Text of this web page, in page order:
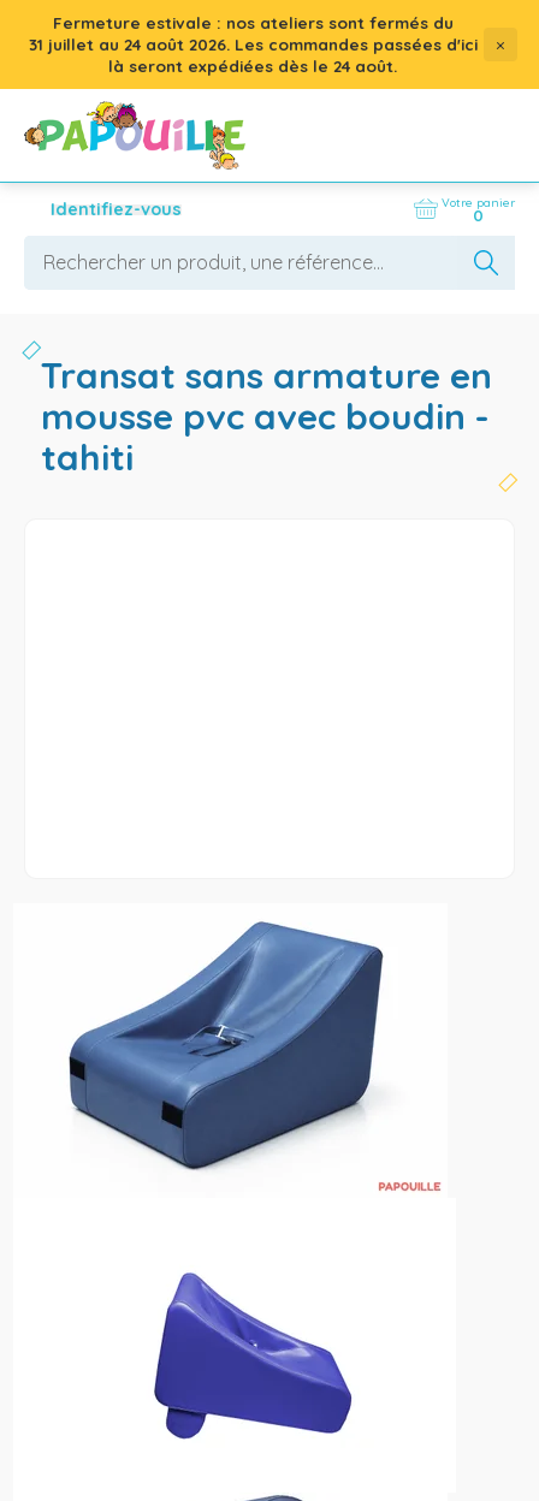
Fermeture estivale : nos ateliers sont fermés du
31 juillet au 24 août 2026. Les commandes passées d'ici
là seront expédiées dès le 24 août.
×
Identifiez-vous Votre panier
0
transat sans armature en
mousse pvc avec boudin -
tahiti